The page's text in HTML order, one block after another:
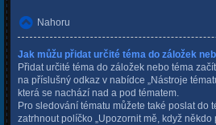
Nahoru
Jak můžu přidat určité téma do záložek
Přidat určité téma do záložek nebo téma
na příslušný odkaz v nabídce „Nástroje
která se nachází nad a pod tématem.
Pro sledování tématu můžete také poslat do
zatrhnout políčko „Upozornit mě, když někdo